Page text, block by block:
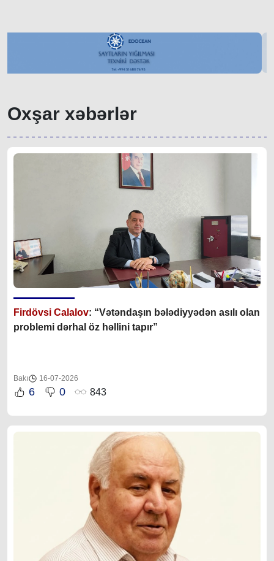
Oxşar xəbərlər
Firdövsi Calalov: “Vətəndaşın bələdiyyədən asılı olan
problemi dərhal öz həllini tapır”
Bakı 16-07-2026
6 0 843